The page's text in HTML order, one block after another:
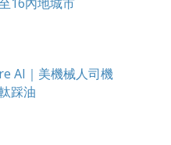
AI｜美機械人司機
踩油